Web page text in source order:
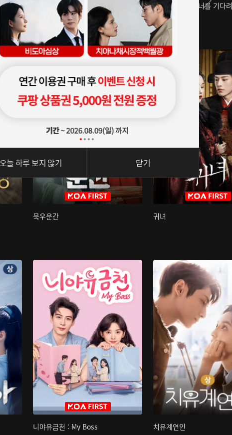
아재저리등니 : 너를 기다려
묵우운간 귀녀
니야유금천 : My Boss 치유계연인
오늘 하루 보지 않기 닫기